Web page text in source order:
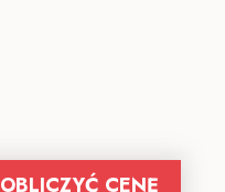
OBLICZYĆ CENĘ